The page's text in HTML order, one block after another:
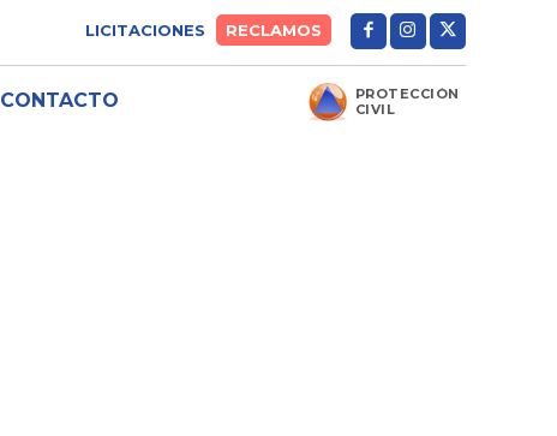
LICITACIONES RECLAMOS
CONTACTO
PROTECCIÓN
CIVIL